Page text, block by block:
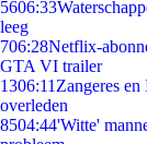
5606:33
leeg
706:28Netflix-
GTA VI trailer
1306:11 Zangeres
overleden
8504:44'Witte'